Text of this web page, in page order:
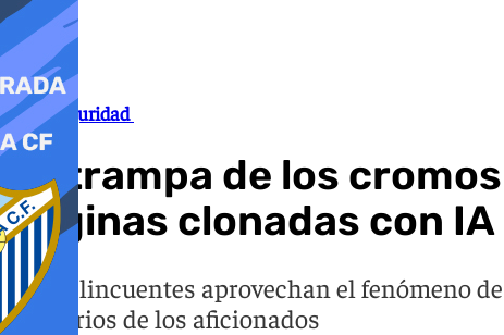
Ciberseguridad
La trampa de los
páginas clonadas con IA
Los delincuentes aprovechan el fenómeno
bancarios de los aficionados